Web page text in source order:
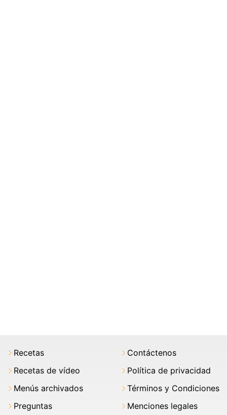
Recetas
Recetas de vídeo
Menús archivados
Preguntas
Contáctenos
Política de privacidad
Términos y Condiciones
Menciones legales